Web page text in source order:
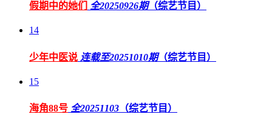
假期中的她们 全20250926期（综艺节目）
14
少年中医说 连载至20251010期（综艺节目）
15
海角88号 全20251103 （综艺节目）